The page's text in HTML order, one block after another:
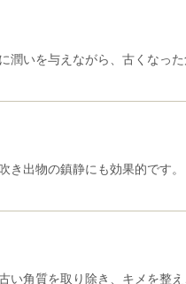
いを与えながら、古くなっ
き出物の鎮静にも効果的です
角質を取り除き、キメを整